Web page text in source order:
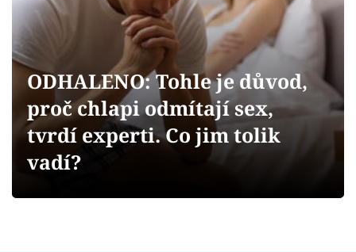
Sex a vztahy
Videa
Sledujte prima+
Přihlášení
ODHALENO: Tohle je důvod,
proč chlapi odmítají sex,
tvrdí experti. Co jim tolik
vadí?